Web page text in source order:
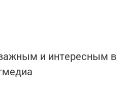
и интересным в